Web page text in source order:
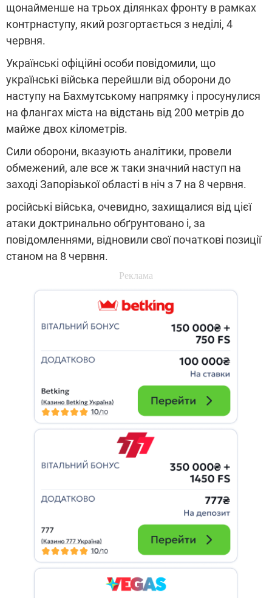
щонайменше на трьох ділянках фронту в рамках
контрнаступу, який розгортається з неділі, 4
червня.
Українські офіційні особи повідомили, що
українські війська перейшли від оборони до
наступу на Бахмутському напрямку і просунулися
на флангах міста на відстань від 200 метрів до
майже двох кілометрів.
Сили оборони, вказують аналітики, провели
обмежений, але все ж таки значний наступ на
заході Запорізької області в ніч з 7 на 8 червня.
російські війська, очевидно, захищалися від цієї
атаки доктринально обґрунтовано і, за
повідомленнями, відновили свої початкові позиції
станом на 8 червня.